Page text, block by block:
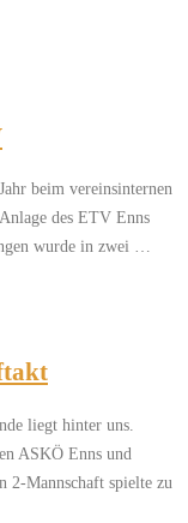
beim vereinsinternen
des ETV Enns
wurde in zwei …
liegt hinter uns.
ASKÖ Enns und
2-Mannschaft spielte zu